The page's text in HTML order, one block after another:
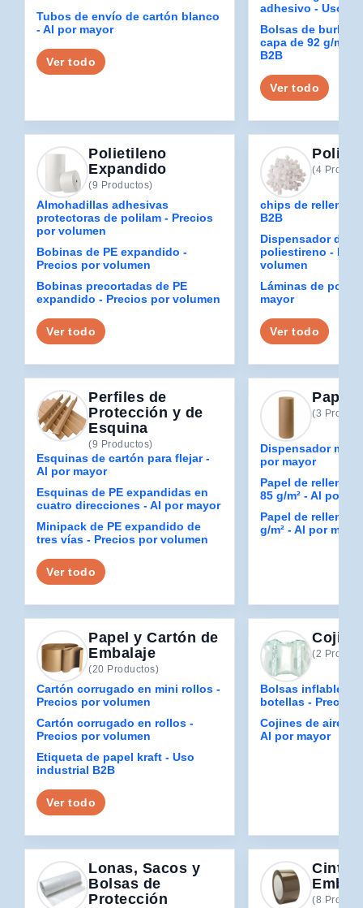
Tubos de envío de cartón blanco
- Al por mayor
Ver todo
adhesivo - Uso
Bolsas de
capa de 92 g/m² -
B2B
Ver todo
Polietileno
Expandido
(9 Productos)
Almohadillas adhesivas
protectoras de polilam - Precios
por volumen
Bobinas de PE expandido -
Precios por volumen
Bobinas precortadas de PE
expandido - Precios por volumen
Ver todo
(4
chips de relleno -
B2B
Dispensador de
poliestireno -
volumen
Láminas de
mayor
Ver todo
Perfiles de
Protección y de
Esquina
(9 Productos)
Esquinas de cartón para flejar -
Al por mayor
Esquinas de PE expandidas en
cuatro direcciones - Al por mayor
Minipack de PE expandido de
tres vías - Precios por volumen
Ver todo
Papel
(3
Dispensador
por mayor
Papel de relleno
85 g/m² - Al por
Papel de relleno
g/m² - Al por
Papel y Cartón de
Embalaje
(20 Productos)
Cartón corrugado en mini rollos -
Precios por volumen
Cartón corrugado en rollos -
Precios por volumen
Etiqueta de papel kraft - Uso
industrial B2B
Ver todo
(2
Bolsas inflables
botellas - Precios
Cojines de aire
Al por mayor
Lonas, Sacos y
Bolsas de
Protección
Cintas
(8